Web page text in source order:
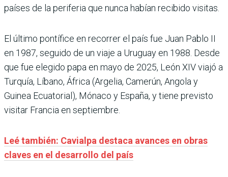
países de la periferia que nunca habían recibido visitas.
El último pontífice en recorrer el país fue Juan Pablo II
en 1987, seguido de un viaje a Uruguay en 1988. Desde
que fue elegido papa en mayo de 2025, León XIV viajó a
Turquía, Líbano, África (Argelia, Camerún, Angola y
Guinea Ecuatorial), Mónaco y España, y tiene previsto
visitar Francia en septiembre.
Leé también: Cavialpa destaca avances en obras
claves en el desarrollo del país